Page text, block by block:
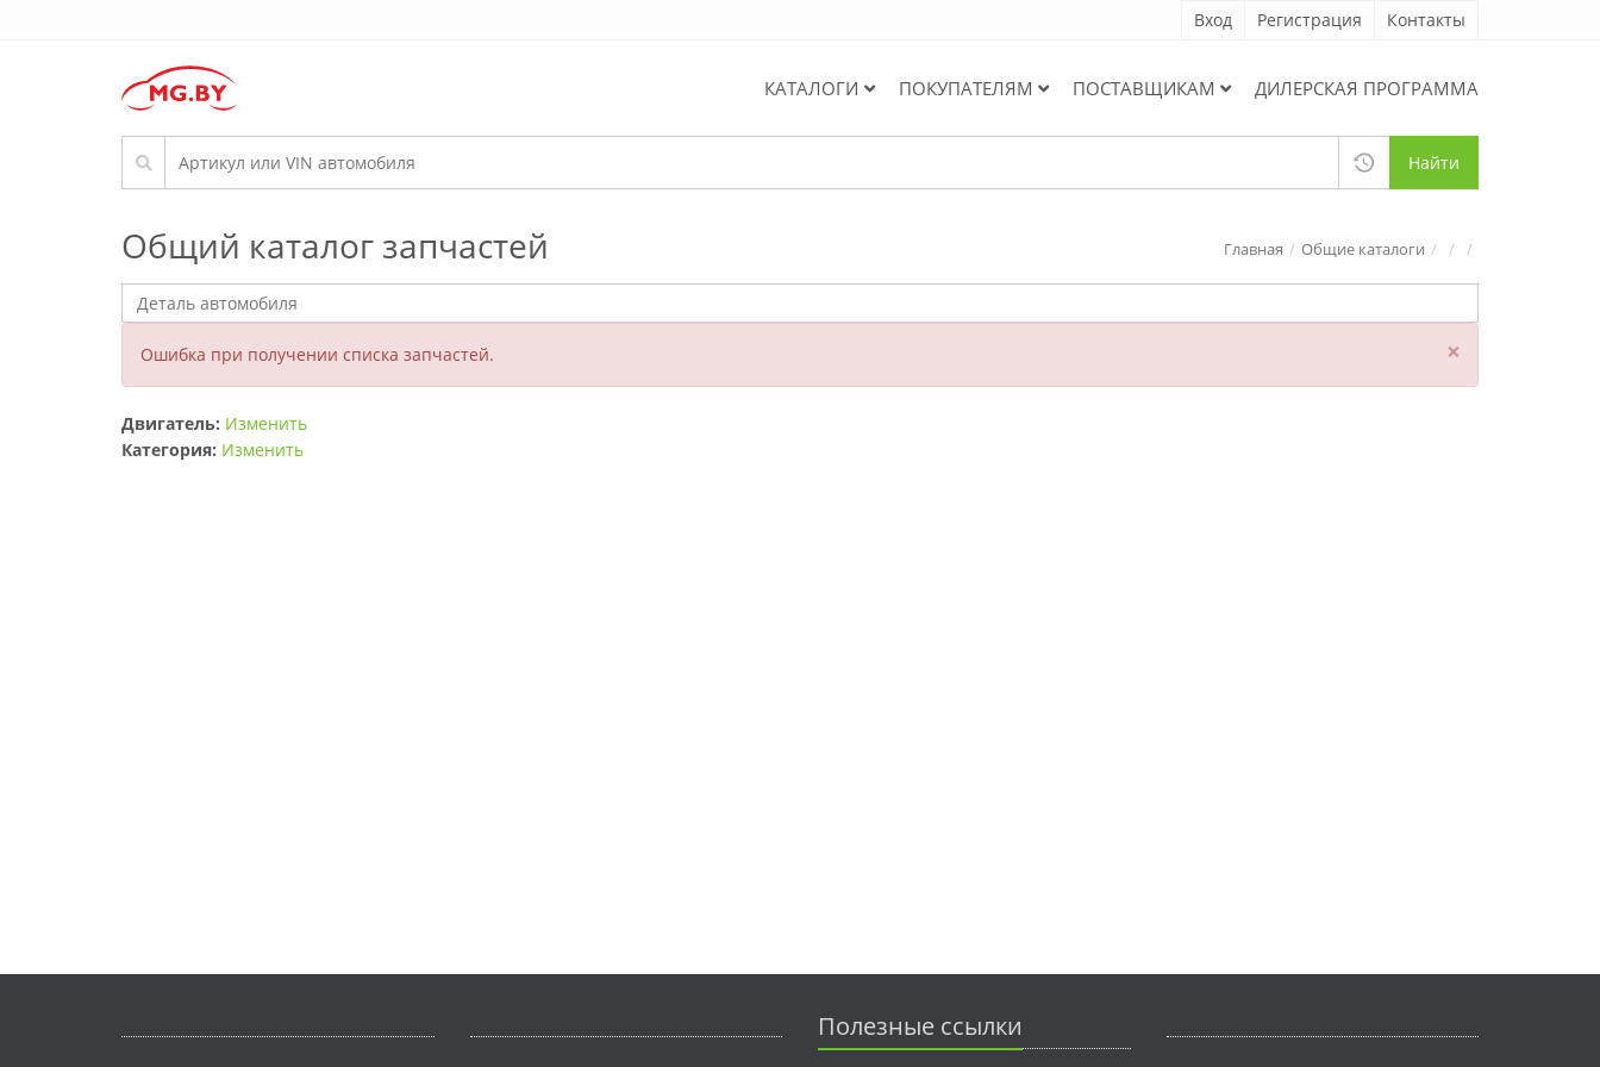
Вход Регистрация Контакты
КАТАЛОГИ ПОКУПАТЕЛЯМ ПОСТАВЩИКАМ ДИЛЕРСКАЯ ПРОГРАММА
Найти
Общий каталог запчастей Главная Общие каталоги
Ошибка при получении списка запчастей. ×
Двигатель: Изменить
Категория: Изменить
Полезные ссылки